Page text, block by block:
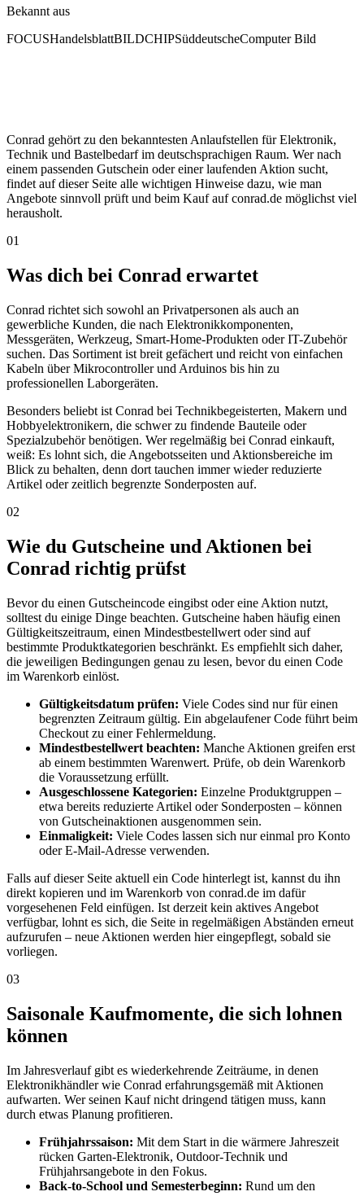
Bekannt aus
FOCUSHandelsblattBILDCHIPSüddeutscheComputer Bild
Conrad gehört zu den bekanntesten Anlaufstellen für Elektronik,
Technik und Bastelbedarf im deutschsprachigen Raum. Wer nach
einem passenden Gutschein oder einer laufenden Aktion sucht,
findet auf dieser Seite alle wichtigen Hinweise dazu, wie man
Angebote sinnvoll prüft und beim Kauf auf conrad.de möglichst viel
herausholt.
01
Was dich bei Conrad erwartet
Conrad richtet sich sowohl an Privatpersonen als auch an
gewerbliche Kunden, die nach Elektronikkomponenten,
Messgeräten, Werkzeug, Smart-Home-Produkten oder IT-Zubehör
suchen. Das Sortiment ist breit gefächert und reicht von einfachen
Kabeln über Mikrocontroller und Arduinos bis hin zu
professionellen Laborgeräten.
Besonders beliebt ist Conrad bei Technikbegeisterten, Makern und
Hobbyelektronikern, die schwer zu findende Bauteile oder
Spezialzubehör benötigen. Wer regelmäßig bei Conrad einkauft,
weiß: Es lohnt sich, die Angebotsseiten und Aktionsbereiche im
Blick zu behalten, denn dort tauchen immer wieder reduzierte
Artikel oder zeitlich begrenzte Sonderposten auf.
02
Wie du Gutscheine und Aktionen bei
Conrad richtig prüfst
Bevor du einen Gutscheincode eingibst oder eine Aktion nutzt,
solltest du einige Dinge beachten. Gutscheine haben häufig einen
Gültigkeitszeitraum, einen Mindestbestellwert oder sind auf
bestimmte Produktkategorien beschränkt. Es empfiehlt sich daher,
die jeweiligen Bedingungen genau zu lesen, bevor du einen Code
im Warenkorb einlöst.
Gültigkeitsdatum prüfen: Viele Codes sind nur für einen
begrenzten Zeitraum gültig. Ein abgelaufener Code führt beim
Checkout zu einer Fehlermeldung.
Mindestbestellwert beachten: Manche Aktionen greifen erst
ab einem bestimmten Warenwert. Prüfe, ob dein Warenkorb
die Voraussetzung erfüllt.
Ausgeschlossene Kategorien: Einzelne Produktgruppen –
etwa bereits reduzierte Artikel oder Sonderposten – können
von Gutscheinaktionen ausgenommen sein.
Einmaligkeit: Viele Codes lassen sich nur einmal pro Konto
oder E-Mail-Adresse verwenden.
Falls auf dieser Seite aktuell ein Code hinterlegt ist, kannst du ihn
direkt kopieren und im Warenkorb von conrad.de im dafür
vorgesehenen Feld einfügen. Ist derzeit kein aktives Angebot
verfügbar, lohnt es sich, die Seite in regelmäßigen Abständen erneut
aufzurufen – neue Aktionen werden hier eingepflegt, sobald sie
vorliegen.
03
Saisonale Kaufmomente, die sich lohnen
können
Im Jahresverlauf gibt es wiederkehrende Zeiträume, in denen
Elektronikhändler wie Conrad erfahrungsgemäß mit Aktionen
aufwarten. Wer seinen Kauf nicht dringend tätigen muss, kann
durch etwas Planung profitieren.
Frühjahrssaison: Mit dem Start in die wärmere Jahreszeit
rücken Garten-Elektronik, Outdoor-Technik und
Frühjahrsangebote in den Fokus.
Back-to-School und Semesterbeginn: Rund um den